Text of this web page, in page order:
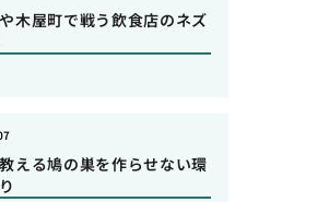
木屋町で戦う飲食店のネズ
える鳩の巣を作らせない環